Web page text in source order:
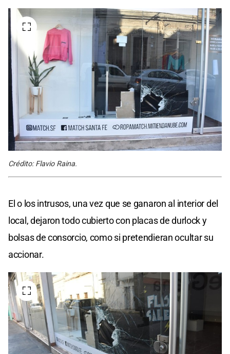
Crédito: Flavio Raina.
El o los intrusos, una vez que se ganaron al interior del
local, dejaron todo cubierto con placas de durlock y
bolsas de consorcio, como si pretendieran ocultar su
accionar.